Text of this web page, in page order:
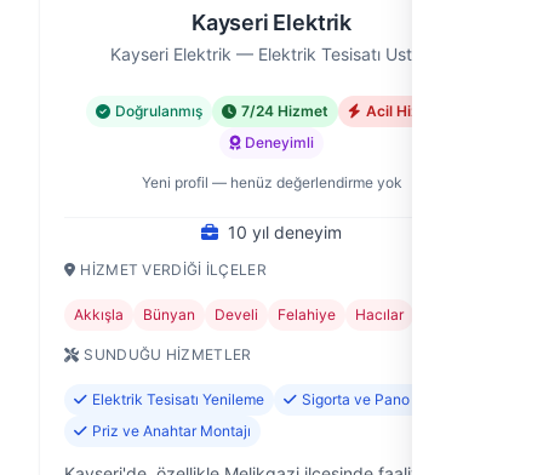
Kayseri Elektrik
Kayseri Elektrik — Elektrik Tesisatı Ustası
Doğrulanmış 7/24 Hizmet
Acil Hizmet
Deneyimli
Yeni profil — henüz değerlendirme yok
10 yıl deneyim
HIZMET VERDIĞI İLÇELER
Akkışla Bünyan Develi Felahiye Hacılar
SUNDUĞU HIZMETLER
Elektrik Tesisatı Yenileme
Sigorta ve Pano Tamiri
Priz ve Anahtar Montajı